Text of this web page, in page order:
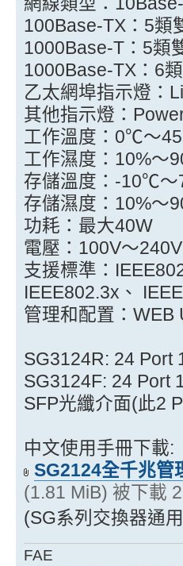
100Base-TX：5類
1000Base-T：5類
1000Base-TX：6
乙太網埠指示燈：
其他指示燈：
工作溫度：0℃～
工作濕度：10%～
存儲溫度：-10℃
存儲濕度：10%～
功耗：最大40W
電壓：100V～
支援標準：
IEEE802.3x、
管理和配置：WEB
SG3124R: 24 Port
SG3124F: 24 Port
SFP光纖介面(此2
中文使用手冊下載:
SG2124全千兆管
(1.81 MiB) 被下載
(SG系列交換器通
FAE